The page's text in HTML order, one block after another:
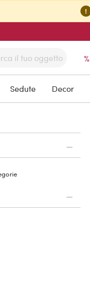
!
%
Sedute Decor